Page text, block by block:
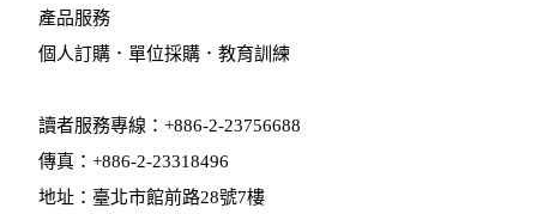
產品服務
個人訂購 ． 單位採購 ．教育訓練
讀者服務專線：+886-2-23756688
傳真：+886-2-23318496
地址：臺北市館前路28號7樓